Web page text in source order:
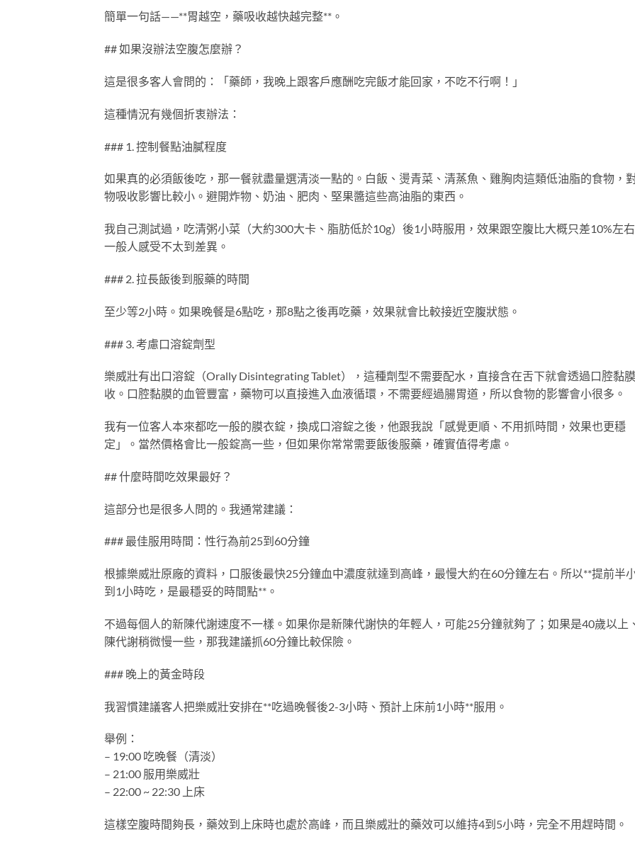
簡單一句話——**胃越空，藥吸收越快越完整**。
## 如果沒辦法空腹怎麼辦？
這是很多客人會問的：「藥師，我晚上跟客戶應酬吃完飯才能回家，不吃不行啊！」
這種情況有幾個折衷辦法：
### 1. 控制餐點油膩程度
如果真的必須飯後吃，那一餐就盡量選清淡一點的。白飯、燙青菜、清蒸魚、雞胸肉這類低油脂的食物，
物吸收影響比較小。避開炸物、奶油、肥肉、堅果醬這些高油脂的東西。
我自己測試過，吃清粥小菜（大約300大卡、脂肪低於10g）後1小時服用，效果跟空腹比大概只差10%左右
一般人感受不太到差異。
### 2. 拉長飯後到服藥的時間
至少等2小時。如果晚餐是6點吃，那8點之後再吃藥，效果就會比較接近空腹狀態。
### 3. 考慮口溶錠劑型
樂威壯有出口溶錠（Orally Disintegrating Tablet），這種劑型不需要配水，直接含在舌下就會透過口腔黏
收。口腔黏膜的血管豐富，藥物可以直接進入血液循環，不需要經過腸胃道，所以食物的影響會小很多。
我有一位客人本來都吃一般的膜衣錠，換成口溶錠之後，他跟我說「感覺更順、不用抓時間，效果也更穩
定」。當然價格會比一般錠高一些，但如果你常常需要飯後服藥，確實值得考慮。
## 什麼時間吃效果最好？
這部分也是很多人問的。我通常建議：
### 最佳服用時間：性行為前25到60分鐘
根據樂威壯原廠的資料，口服後最快25分鐘血中濃度就達到高峰，最慢大約在60分鐘左右。所以**提前半
到1小時吃，是最穩妥的時間點**。
不過每個人的新陳代謝速度不一樣。如果你是新陳代謝快的年輕人，可能25分鐘就夠了；如果是40歲以上
陳代謝稍微慢一些，那我建議抓60分鐘比較保險。
### 晚上的黃金時段
我習慣建議客人把樂威壯安排在**吃過晚餐後2-3小時、預計上床前1小時**服用。
舉例：
– 19:00 吃晚餐（清淡）
– 21:00 服用樂威壯
– 22:00 ~ 22:30 上床
這樣空腹時間夠長，藥效到上床時也處於高峰，而且樂威壯的藥效可以維持4到5小時，完全不用趕時間。